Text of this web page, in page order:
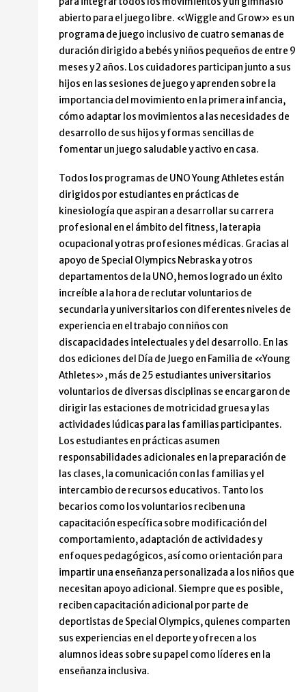
abierto para el juego libre. «Wiggle and Grow» es un
programa de juego inclusivo de cuatro semanas de
duración dirigido a bebés y niños pequeños de entre 9
meses y 2 años. Los cuidadores participan junto a sus
hijos en las sesiones de juego y aprenden sobre la
importancia del movimiento en la primera infancia,
cómo adaptar los movimientos a las necesidades de
desarrollo de sus hijos y formas sencillas de
fomentar un juego saludable y activo en casa.
Todos los programas de UNO Young Athletes están
dirigidos por estudiantes en prácticas de
kinesiología que aspiran a desarrollar su carrera
profesional en el ámbito del fitness, la terapia
ocupacional y otras profesiones médicas. Gracias al
apoyo de Special Olympics Nebraska y otros
departamentos de la UNO, hemos logrado un éxito
increíble a la hora de reclutar voluntarios de
secundaria y universitarios con diferentes niveles de
experiencia en el trabajo con niños con
discapacidades intelectuales y del desarrollo. En las
dos ediciones del Día de Juego en Familia de «Young
Athletes», más de 25 estudiantes universitarios
voluntarios de diversas disciplinas se encargaron de
dirigir las estaciones de motricidad gruesa y las
actividades lúdicas para las familias participantes.
Los estudiantes en prácticas asumen
responsabilidades adicionales en la preparación de
las clases, la comunicación con las familias y el
intercambio de recursos educativos. Tanto los
becarios como los voluntarios reciben una
capacitación específica sobre modificación del
comportamiento, adaptación de actividades y
enfoques pedagógicos, así como orientación para
impartir una enseñanza personalizada a los niños que
necesitan apoyo adicional. Siempre que es posible,
reciben capacitación adicional por parte de
deportistas de Special Olympics, quienes comparten
sus experiencias en el deporte y ofrecen a los
alumnos ideas sobre su papel como líderes en la
enseñanza inclusiva.